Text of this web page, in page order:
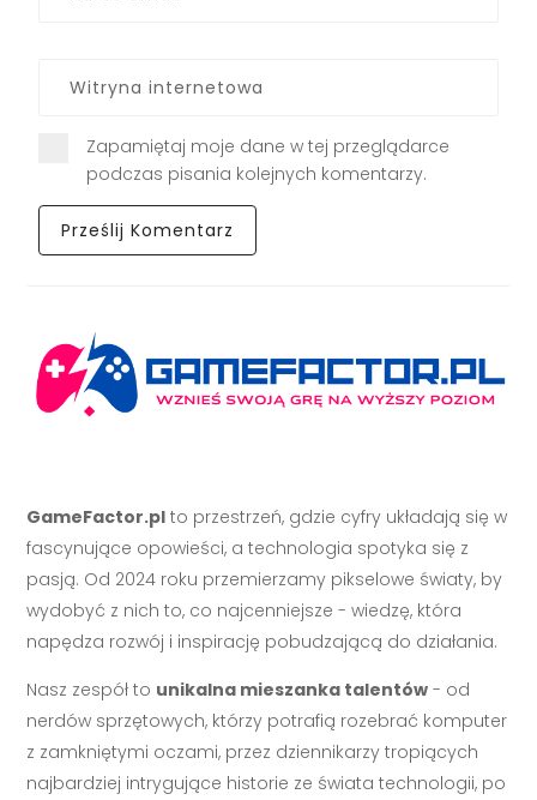
Zapamiętaj moje dane w tej przeglądarce
podczas pisania kolejnych komentarzy.
GameFactor.pl to przestrzeń, gdzie cyfry układają się w
fascynujące opowieści, a technologia spotyka się z
pasją. Od 2024 roku przemierzamy pikselowe światy, by
wydobyć z nich to, co najcenniejsze - wiedzę, która
napędza rozwój i inspirację pobudzającą do działania.
Nasz zespół to unikalna mieszanka talentów - od
nerdów sprzętowych, którzy potrafią rozebrać komputer
z zamkniętymi oczami, przez dziennikarzy tropiących
najbardziej intrygujące historie ze świata technologii, po